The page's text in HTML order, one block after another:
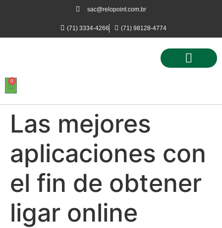
sac@relopoint.com.br
(71) 3334-4266 (71) 98128-4774
0
Las mejores
aplicaciones con
el fin de obtener
ligar online